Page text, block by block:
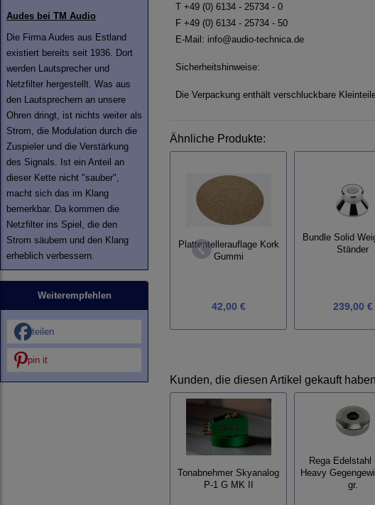
Audes bei TM Audio
Die Firma Audes aus Estland
existiert bereits seit 1936. Dort
werden Lautsprecher und
Netzfilter hergestellt. Was aus
den Lautsprechern an unsere
Ohren dringt, ist nichts weiter als
Strom, die Modulation durch die
Zuspieler und die Verstärkung
des Signals. Ist ein Anteil an
dieser Kette nicht "sauber",
macht sich das im Klang
bemerkbar. Da kommen die
Netzfilter ins Spiel, die den
Strom säubern und den Klang
erheblich verbessern.
Weiterempfehlen
teilen
pin it
T +49 (0) 6134 - 25734 - 0
F +49 (0) 6134 - 25734 - 50
E-Mail: info@audio-technica.de
Sicherheitshinweise:
Die Verpackung enthält verschluckbare
Ähnliche Produkte:
Plattentellerauflage Kork
Gummi
42,00 €
Bundle Solid
Ständer
239,00 €
Kunden, die diesen Artikel gekauft
Tonabnehmer Skyanalog
P-1 G MK II
Rega Edelstahl
Heavy
gr.